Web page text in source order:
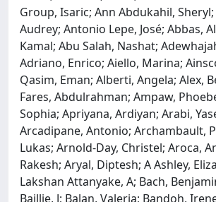
Group, Isaric; Ann Abdukahil,
Audrey; Antonio Lepe, José; Abbas,
Kamal; Abu Salah, Nashat;
Adriano, Enrico; Aiello, Marina;
Qasim, Eman; Alberti, Angela; Alex,
Fares, Abdulrahman; Ampaw,
Sophia; Apriyana, Ardiyan; Arabi,
Arcadipane, Antonio; Archambault,
Lukas; Arnold-Day, Christel; Aroca,
Rakesh; Aryal, Diptesh; A Ashley,
Lakshan Attanyake, A; Bach,
Baillie, J; Balan, Valeria; Bandoh,